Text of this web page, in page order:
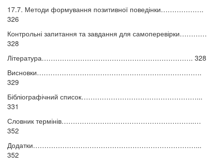
17.7. Методи формування позитивної поведінки……………….
326
Контрольні запитання та завдання для самоперевірки…………
328
Література…………………………………………………………. 328
Висновки……………………………………………………………….
329
Бібліографічний список……………………………………………...
331
Словник термінів…………………………………………………..…
352
Додатки………………………………………………………………...
352